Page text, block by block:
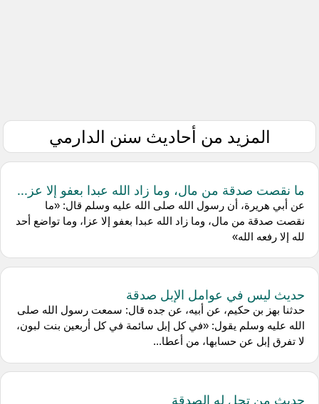
المزيد من أحاديث سنن الدارمي
ما نقصت صدقة من مال، وما زاد الله عبدا بعفو إلا عز...
عن أبي هريرة، أن رسول الله صلى الله عليه وسلم قال: «ما
نقصت صدقة من مال، وما زاد الله عبدا بعفو إلا عزا، وما تواضع أحد
لله إلا رفعه الله»
حديث ليس في عوامل الإبل صدقة
حدثنا بهز بن حكيم، عن أبيه، عن جده قال: سمعت رسول الله صلى
الله عليه وسلم يقول: «في كل إبل سائمة في كل أربعين بنت لبون،
لا تفرق إبل عن حسابها، من أعطا...
حديث من تحل له الصدقة